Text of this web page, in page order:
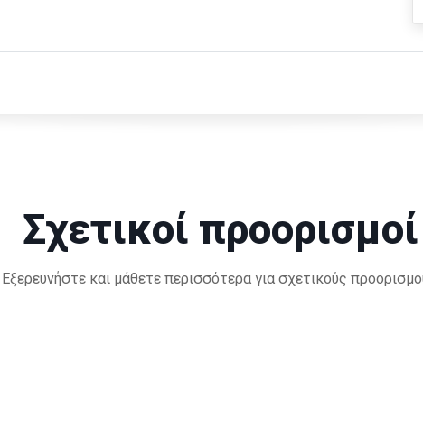
Σχετικοί προορισμοί
Εξερευνήστε και μάθετε περισσότερα για σχετικούς